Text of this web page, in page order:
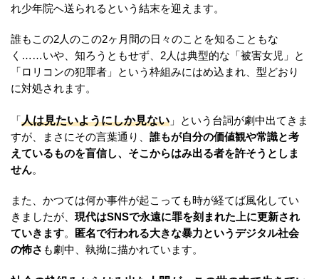
れ少年院へ送られるという結末を迎えます。
誰もこの2人のこの2ヶ月間の日々のことを知ることもな
く……いや、知ろうともせず、2人は典型的な「被害女児」と
「ロリコンの犯罪者」という枠組みにはめ込まれ、型どおり
に対処されます。
「 人は見たいようにしか見ない 」という台詞が劇中出てきま
すが、まさにその言葉通り、 誰もが自分の価値観や常識と考
えているものを盲信し、そこからはみ出る者を許そうとしま
せん。
また、かつては何か事件が起こっても時が経てば風化してい
きましたが、 現代はSNSで永遠に罪を刻まれた上に更新され
ていきます。
匿名で行われる大きな暴力というデジタル社会
の怖さ も劇中、執拗に描かれています。